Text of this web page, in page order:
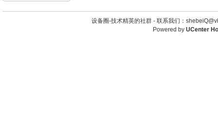
设备圈-技术精英的社群 - 联系我们：
Powered by UCenter